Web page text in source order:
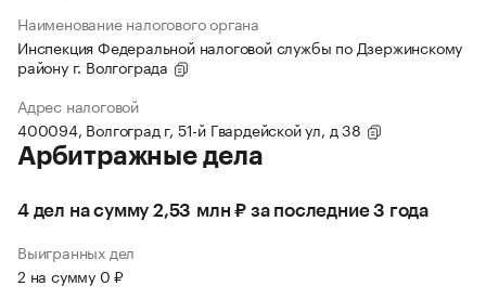
Наименование налогового органа
Инспекция Федеральной налоговой службы по Дзержинскому
району г. Волгограда
Адрес налоговой
400094, Волгоград г, 51-й Гвардейской ул, д 38
Арбитражные дела
4 дел на сумму 2,53 млн ₽ за последние 3 года
Выигранных дел
2 на сумму 0 ₽